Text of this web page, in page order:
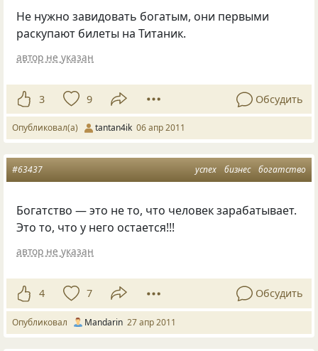
Не нужно завидовать богатым, они первыми
раскупают билеты на Титаник.
автор не указан
3 9 Обсудить
Опубликовал(а) tantan4ik 06 апр 2011
успех бизнес богатство
#63437
Богатство — это не то, что человек зарабатывает.
Это то, что у него остается!!!
автор не указан
4 7 Обсудить
Опубликовал Mandarin 27 апр 2011